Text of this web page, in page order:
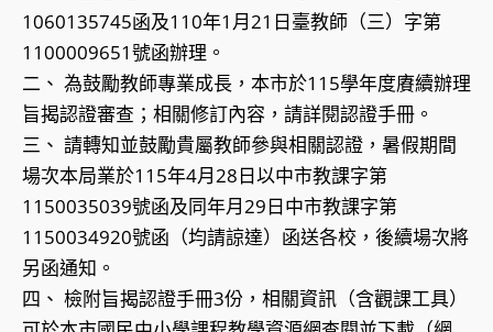
1060135745函及110年1月21日臺教師（三）字第
1100009651號函辦理。
二、 為鼓勵教師專業成長，本市於115學年度賡續辦理
旨揭認證審查；相關修訂內容，請詳閱認證手冊。
三、 請轉知並鼓勵貴屬教師參與相關認證，暑假期間
場次本局業於115年4月28日以中市教課字第
1150035039號函及同年月29日中市教課字第
1150034920號函（均請諒達）函送各校，後續場次將
另函通知。
四、 檢附旨揭認證手冊3份，相關資訊（含觀課工具）